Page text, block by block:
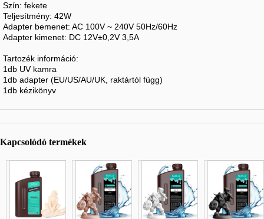
Szín: fekete
Teljesítmény: 42W
Adapter bemenet: AC 100V ~ 240V 50Hz/60Hz
Adapter kimenet: DC 12V±0,2V 3,5A
Tartozék információ:
1db UV kamra
1db adapter (EU/US/AU/UK, raktártól függ)
1db kézikönyv
Kapcsolódó termékek